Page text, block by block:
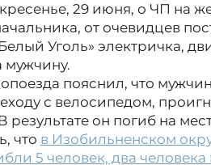
29 июня, о ЧП на
от очевидцев
Уголь» электричка,
мужчину.
пояснил, что
с велосипедом,
результате он погиб на
что в Изобильненском
5 человек, два человека